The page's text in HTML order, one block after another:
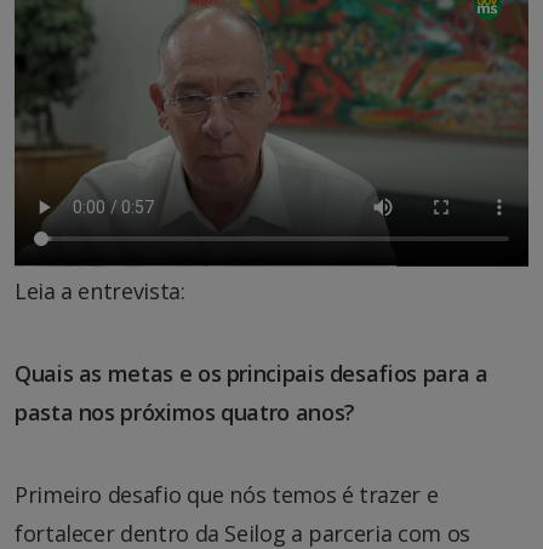
Leia a entrevista:
Quais as metas e os principais desafios para a
pasta nos próximos quatro anos?
Primeiro desafio que nós temos é trazer e
fortalecer dentro da Seilog a parceria com os